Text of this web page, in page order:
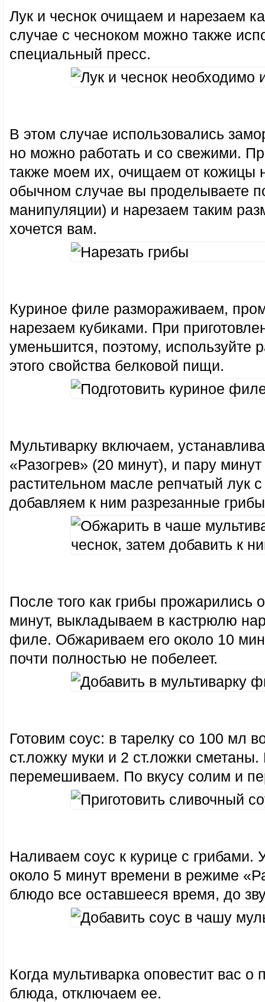
Лук и чеснок очищаем и нарезаем
случае с чесноком можно также
специальный пресс.
В этом случае использовались
но можно работать и со свежими.
также моем их, очищаем от кожицы
обычном случае вы проделываете
манипуляции) и нарезаем таким
хочется вам.
Куриное филе размораживаем,
нарезаем кубиками. При
уменьшится, поэтому, используйте
этого свойства белковой пищи.
Мультиварку включаем,
«Разогрев» (20 минут), и пару
растительном масле репчатый лук
добавляем к ним разрезанные
После того как грибы прожарились
минут, выкладываем в кастрюлю
филе. Обжариваем его около 10
почти полностью не побелеет.
Готовим соус: в тарелку со 100 мл
ст.ложку муки и 2 ст.ложки сметаны.
перемешиваем. По вкусу солим и
Наливаем соус к курице с грибами.
около 5 минут времени в режиме
блюдо все оставшееся время, до
Когда мультиварка оповестит вас о
блюда, отключаем ее.